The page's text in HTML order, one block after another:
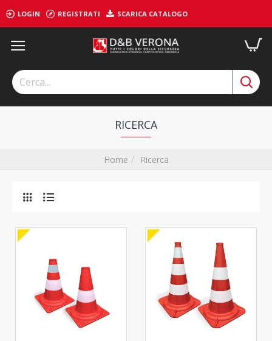
LOGIN REGISTRATI SCARICA CATALOGO
Home Ricerca
RICERCA